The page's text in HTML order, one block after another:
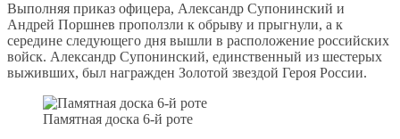
Выполняя приказ офицера, Александр Супонинский и
Андрей Поршнев проползли к обрыву и прыгнули, а к
середине следующего дня вышли в расположение российских
войск. Александр Супонинский, единственный из шестерых
выживших, был награжден Золотой звездой Героя России.
Памятная доска 6-й роте